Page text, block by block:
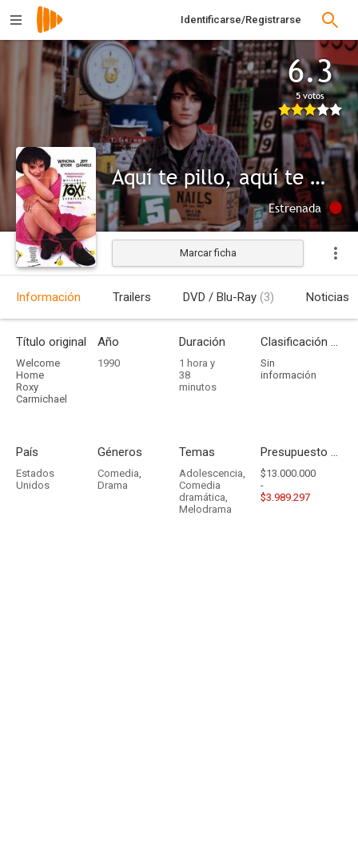
Identificarse/Registrarse
6.3
5 votos
Aquí te pillo, aquí te mato
Estrenada
Marcar ficha
Información Trailers DVD / Blu-Ray (3) Noticias
Título original
Welcome
Home
Roxy
Carmichael
Año
1990
Duración
1 hora y
38
minutos
Clasificación por edades
Sin
información
País
Estados
Unidos
Géneros
Comedia,
Drama
Temas
Adolescencia,
Comedia
dramática,
Melodrama
Presupuesto - Ingresos
$13.000.000
-
$3.989.297